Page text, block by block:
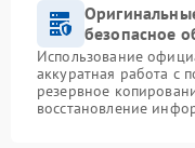
безопасное
Использование
аккуратная работа с
резервное
восстановление